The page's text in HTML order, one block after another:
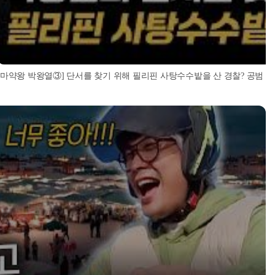
약왕 박왕열③] 단서를 찾기 위해 필리핀 사탕수수밭을 산 경찰? 공범